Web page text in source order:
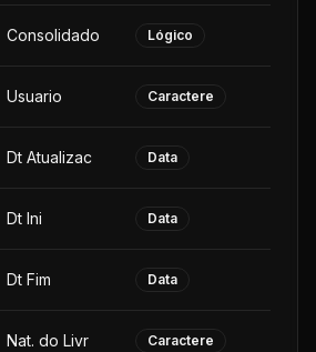
Consolidado Lógico
Usuario Caractere
Dt Atualizac Data
Dt Ini Data
Dt Fim Data
Nat. do Livr Caractere